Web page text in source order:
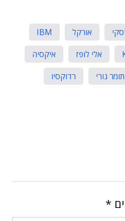
אורקל
IBM
אלי לופז
איקסיה
תומר נורי
רדוקסיו
*